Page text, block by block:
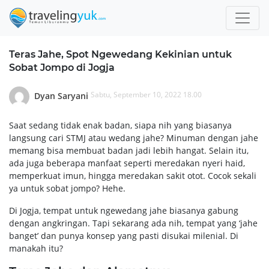
Teras Jahe, Spot Ngewedang Kekinian untuk
Sobat Jompo di Jogja
Dyan Saryani Sabtu, September 10, 2022 18.00
Saat sedang tidak enak badan, siapa nih yang biasanya
langsung cari STMJ atau wedang jahe? Minuman dengan jahe
memang bisa membuat badan jadi lebih hangat. Selain itu,
ada juga beberapa manfaat seperti meredakan nyeri haid,
memperkuat imun, hingga meredakan sakit otot. Cocok sekali
ya untuk sobat jompo? Hehe.
Di Jogja, tempat untuk ngewedang jahe biasanya gabung
dengan angkringan. Tapi sekarang ada nih, tempat yang ‘jahe
banget’ dan punya konsep yang pasti disukai milenial. Di
manakah itu?